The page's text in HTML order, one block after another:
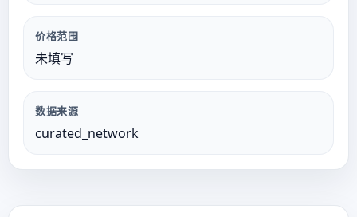
价格范围
未填写
数据来源
curated_network